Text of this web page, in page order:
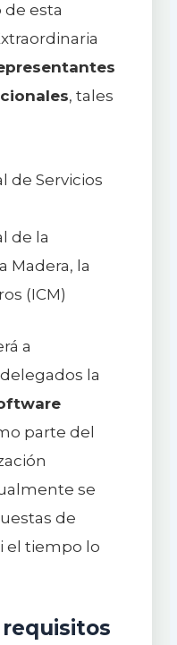
esta
, tales
de Servicios
de la
Madera, la
(ICM)
a
la
parte del
se
de
el tiempo lo